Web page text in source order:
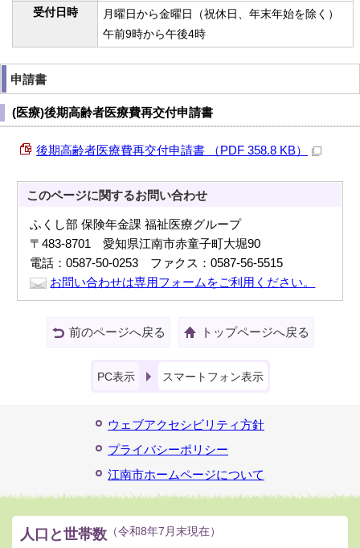
受付日時
月曜日から金曜日（祝休日、年末年始を除く）
午前9時から午後4時
申請書
(医療)後期高齢者医療費再交付申請書
後期高齢者医療費再交付申請書 （PDF 358.8 KB）
このページに関するお問い合わせ
ふくし部 保険年金課 福祉医療グループ
〒483-8701 愛知県江南市赤童子町大堀90
電話：0587-50-0253 ファクス：0587-56-5515
お問い合わせは専用フォームをご利用ください。
前のページへ戻る トップページへ戻る
PC表示 スマートフォン表示
ウェブアクセシビリティ方針
プライバシーポリシー
江南市ホームページについて
人口と世帯数 （令和8年7月末現在）